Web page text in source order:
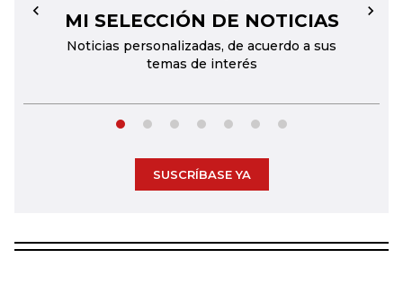
MI SELECCIÓN DE NOTICIAS
Noticias personalizadas, de acuerdo a sus
temas de interés
← →
SUSCRÍBASE YA